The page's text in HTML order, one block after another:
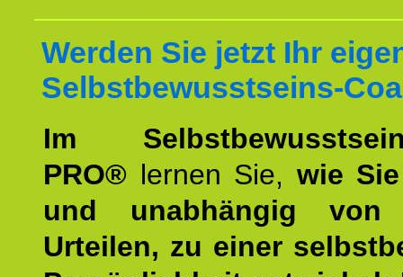
Werden Sie jetzt Ihr
Selbstbewusstseins-
Im
PRO® lernen Sie, wie
und unabhängig von
Urteilen, zu einer